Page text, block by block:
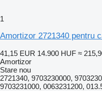
1
Amortizor 2721340 pentru
41,15 EUR 14.900 HUF ≈
Amortizor
Stare nou
2721340, 9703230000,
9703231000, 0063231200,